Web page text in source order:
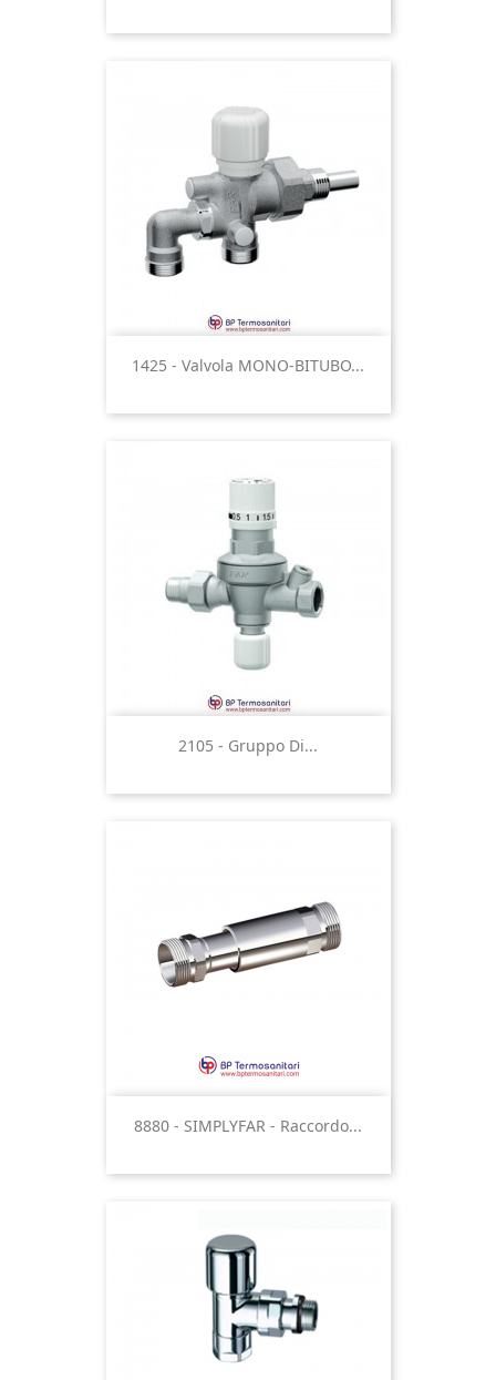
1425 - Valvola MONO-BITUBO...
2105 - Gruppo Di...
8880 - SIMPLYFAR - Raccordo...